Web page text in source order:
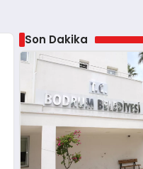
Son Dakika